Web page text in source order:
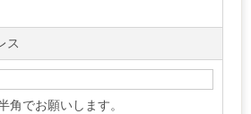
ス
角でお願いします。